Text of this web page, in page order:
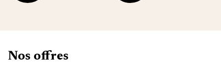
Nos offres